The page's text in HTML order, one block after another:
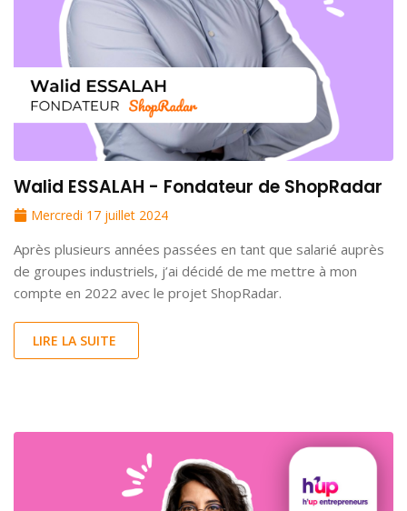
Walid ESSALAH - Fondateur de ShopRadar
Mercredi 17 juillet 2024
Après plusieurs années passées en tant que salarié auprès
de groupes industriels, j’ai décidé de me mettre à mon
compte en 2022 avec le projet ShopRadar.
LIRE LA SUITE